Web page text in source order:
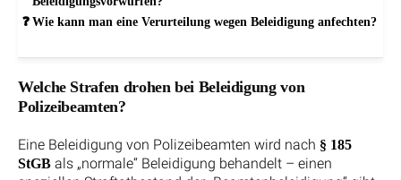
Wie kann man eine Verurteilung wegen Beleidigung anfechten?
Welche Strafen drohen bei Beleidigung von
Polizeibeamten?
Eine Beleidigung von Polizeibeamten wird nach § 185
StGB als „normale“ Beleidigung behandelt – einen